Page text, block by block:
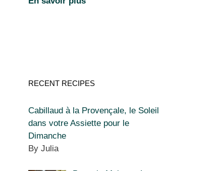
RECENT RECIPES
Cabillaud à la Provençale, le Soleil
dans votre Assiette pour le
Dimanche
By Julia